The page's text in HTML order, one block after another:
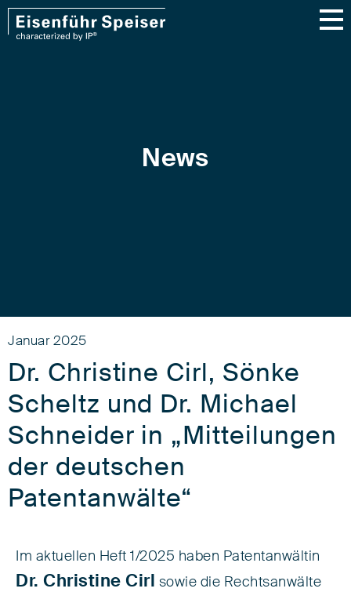
News
Januar 2025
Dr. Christine Cirl, Sönke
Scheltz und Dr. Michael
Schneider in „Mitteilungen
der deutschen
Patentanwälte“
Im aktuellen Heft 1/2025 haben Patentanwältin
Dr. Christine Cirl sowie die Rechtsanwälte